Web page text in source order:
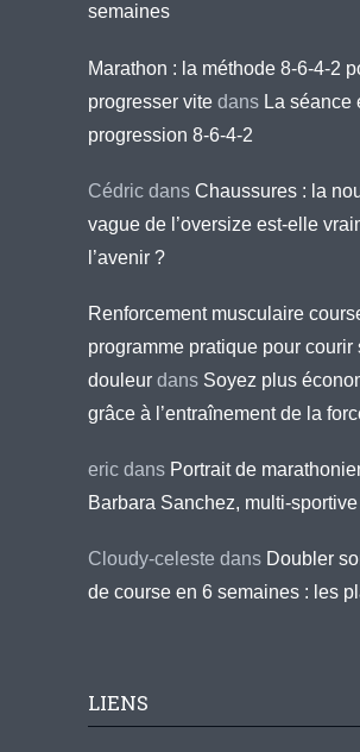
semaines
Marathon : la méthode 8-6-4-2
progresser vite dans La séance
progression 8-6-4-2
Cédric dans Chaussures : la
vague de l’oversize est-elle
l’avenir ?
Renforcement musculaire
programme pratique pour courir
douleur dans Soyez plus
grâce à l’entraînement de la
eric dans Portrait de
Barbara Sanchez, multi-sportive
Cloudy-celeste dans Doubler
de course en 6 semaines : les
LIENS